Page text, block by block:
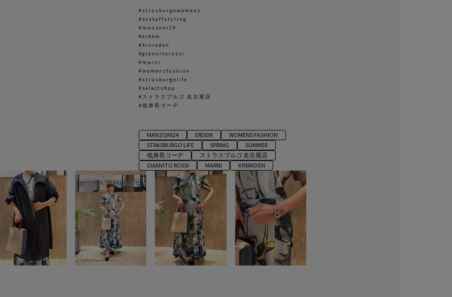
#strasburgowomens
#ststaffstyling
#manzoni24
#erdem
#kinraden
#gianvitorossi
#marni
#womensfashion
#strasburgolife
#selectshop
#ストラスブルゴ 名古屋店
#低身長コーデ
MANZONI24 ERDEM
WOMENS FASHION
STRASBURGO LIFE
SPRING
SUMMER
低身長コーデ
ストラスブルゴ 名古屋店
GIANVITO ROSSI
MARNI KINRADEN